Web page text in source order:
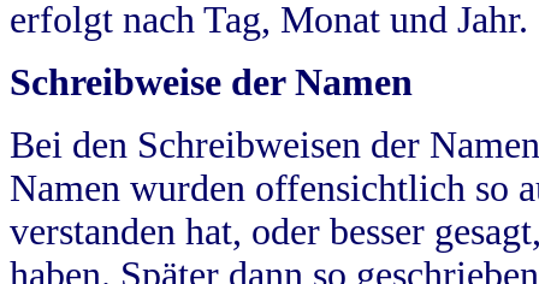
erfolgt nach Tag, Monat und Jahr.
Schreibweise der Namen
Bei den Schreibweisen der
Namen wurden offensichtlich so
verstanden hat, oder besser
haben. Später dann so